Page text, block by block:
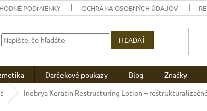
PODMIENKY OCHRANA OSOBNÝCH ÚDAJOV
HĽADAŤ
Darčekové poukazy Blog
Značky
Inebrya Keratin Restructuring Lotion –